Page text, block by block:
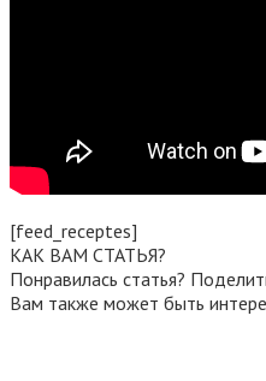
[feed_receptes]
КАК ВАМ СТАТЬЯ?
Понравилась статья?
Вам также может быть